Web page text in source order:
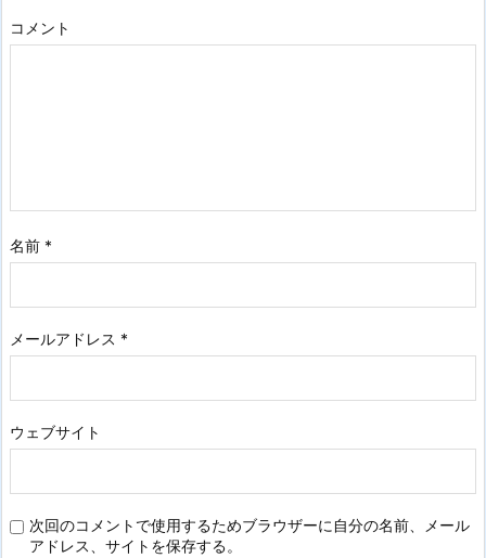
コメント
名前 *
メールアドレス *
ウェブサイト
次回のコメントで使用するためブラウザーに自分の名前、メール
アドレス、サイトを保存する。